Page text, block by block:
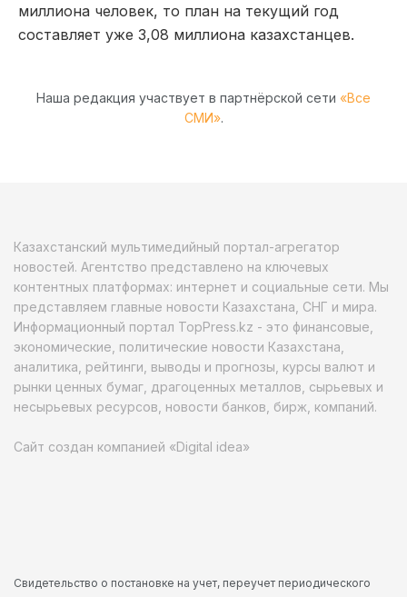
миллиона человек, то план на текущий год
составляет уже 3,08 миллиона казахстанцев.
Наша редакция участвует в партнёрской сети «Все
СМИ».
Казахстанский мультимедийный портал-агрегатор
новостей. Агентство представлено на ключевых
контентных платформах: интернет и социальные сети. Мы
представляем главные новости Казахстана, СНГ и мира.
Информационный портал TopPress.kz - это финансовые,
экономические, политические новости Казахстана,
аналитика, рейтинги, выводы и прогнозы, курсы валют и
рынки ценных бумаг, драгоценных металлов, сырьевых и
несырьевых ресурсов, новости банков, бирж, компаний.
Сайт создан компанией «Digital idea»
Свидетельство о постановке на учет, переучет периодического